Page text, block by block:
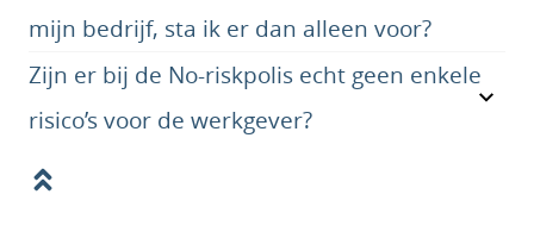
mijn bedrijf, sta ik er dan alleen voor?
Zijn er bij de No-riskpolis echt geen enkele
risico’s voor de werkgever?